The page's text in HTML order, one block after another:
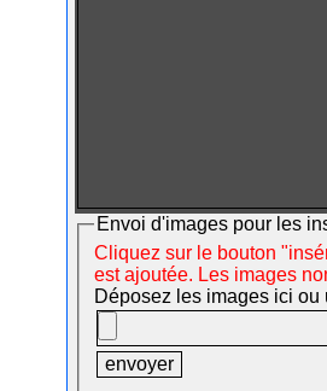
Envoi d'images pour les
Cliquez sur le bouton
est ajoutée. Les images
Déposez les images ici ou